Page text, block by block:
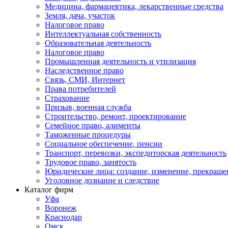
Медицина, фармацевтика, лекарственные средства
Земля, дача, участок
Налоговое право
Интеллектуальная собственность
Образовательная деятельность
Налоговое право
Промышленная деятельность и утилизация
Наследственное право
Связь, СМИ, Интернет
Права потребителей
Страхование
Призыв, военная служба
Строительство, ремонт, проектирование
Семейное право, алименты
Таможенные процедуры
Социальное обеспечение, пенсии
Транспорт, перевозки, экспедиторская деятельность
Трудовое право, занятость
Юридические лица: создание, изменение,
Уголовное дознание и следствие
Каталог фирм
Уфа
Воронеж
Краснодар
Омск